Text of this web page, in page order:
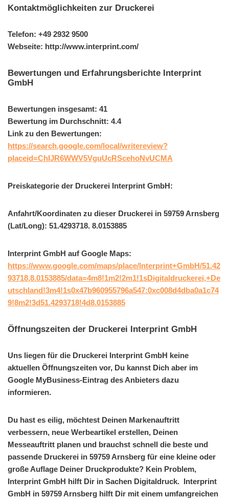
Kontaktmöglichkeiten zur Druckerei
Telefon: +49 2932 9500
Webseite: http://www.interprint.com/
Bewertungen und Erfahrungsberichte Interprint
GmbH
Bewertungen insgesamt: 41
Bewertung im Durchschnitt: 4.4
Link zu den Bewertungen:
https://search.google.com/local/writereview?
placeid=ChIJR6WWV5VguUcRScehoNvUCMA
Preiskategorie der Druckerei Interprint GmbH:
Anfahrt/Koordinaten zu dieser Druckerei in 59759 Arnsberg
(Lat/Long): 51.4293718. 8.0153885
Interprint GmbH auf Google Maps:
https://www.google.com/maps/place/Interprint+GmbH/51.42
93718,8.0153885/data=4m8!1m2!2m1!1sDigitaldruckerei,+De
utschland!3m4!1s0x47b960955796a547:0xc008d4dba0a1c74
9!8m2!3d51.4293718!4d8.0153885
Öffnungszeiten der Druckerei Interprint GmbH
Uns liegen für die Druckerei Interprint GmbH keine
aktuellen Öffnungszeiten vor, Du kannst Dich aber im
Google MyBusiness-Eintrag des Anbieters dazu
informieren.
Du hast es eilig, möchtest Deinen Markenauftritt
verbessern, neue Werbeartikel erstellen, Deinen
Messeauftritt planen und brauchst schnell die beste und
passende Druckerei in 59759 Arnsberg für eine kleine oder
große Auflage Deiner Druckprodukte? Kein Problem,
Interprint GmbH hilft Dir in Sachen Digitaldruck. Interprint
GmbH in 59759 Arnsberg hilft Dir mit einem umfangreichen